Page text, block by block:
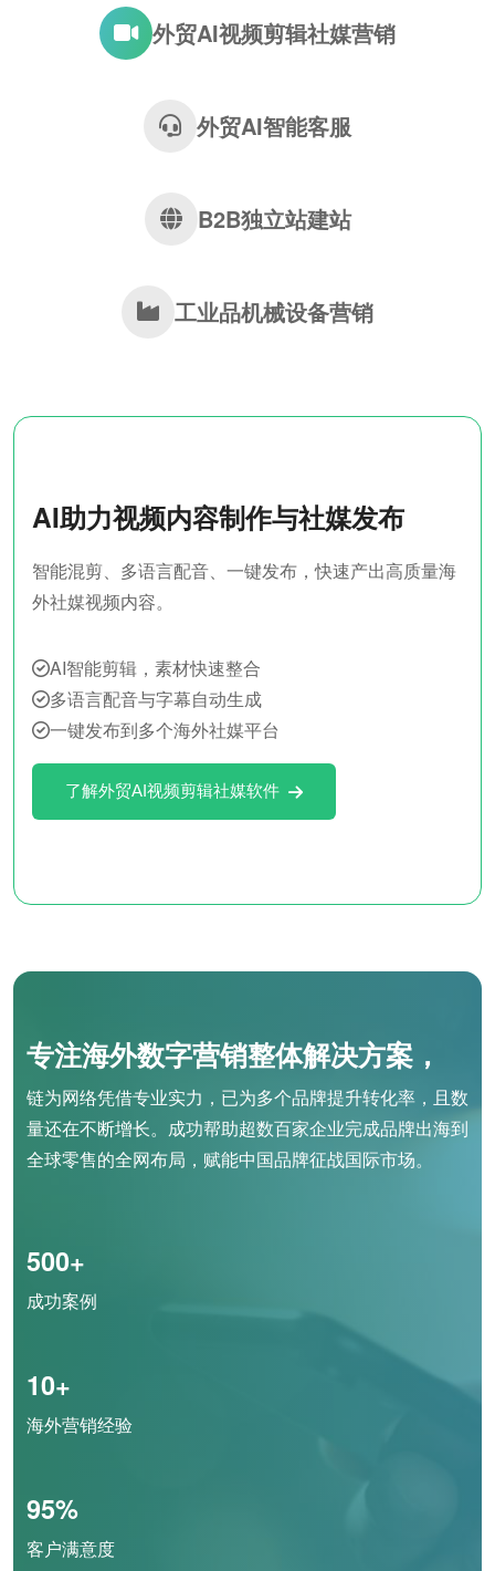
外贸AI视频剪辑社媒营销
外贸AI智能客服
B2B独立站建站
工业品机械设备营销
AI助力视频内容制作与社媒发布
智能混剪、多语言配音、一键发布，快速产出高质量海
外社媒视频内容。
AI智能剪辑，素材快速整合
多语言配音与字幕自动生成
一键发布到多个海外社媒平台
了解外贸AI视频剪辑社媒软件
专注海外数字营销整体解决方案，
链为网络凭借专业实力，已为多个品牌提升转化率，且数
量还在不断增长。成功帮助超数百家企业完成品牌出海到
全球零售的全网布局，赋能中国品牌征战国际市场。
500+
成功案例
10+
海外营销经验
95%
客户满意度